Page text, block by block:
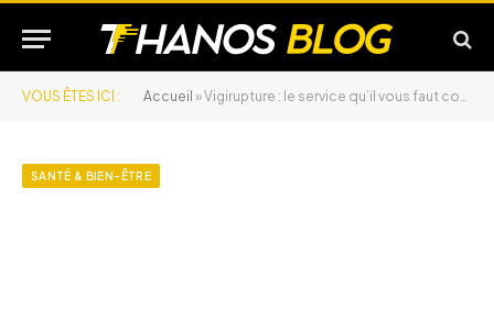
VOUS ÊTES ICI : Accueil »Vigirupture : le service qu’il vous faut contre les ruptures de médicaments
SANTÉ & BIEN-ÊTRE